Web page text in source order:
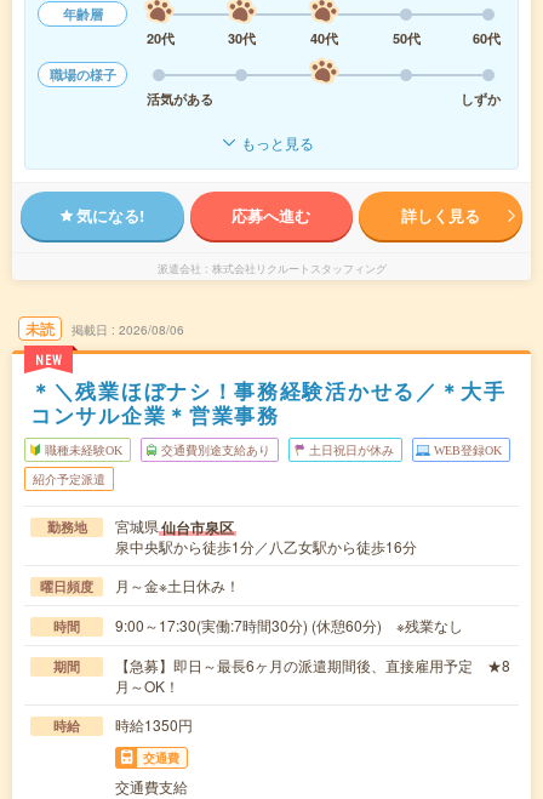
年齢層
20代
30代 40代 50代
60代
職場の様子
活気がある
しずか
もっと見る
気になる! 応募へ進む 詳しく見る
派遣会社 株式会社リクルートスタッフィング
未読
NEW
掲載日 2026/08/06
＊＼残業ほぼナシ！事務経験活かせる／＊大手
コンサル企業＊営業事務
職種未経験OK 交通費別途支給あり 土日祝日が休み WEB登録OK
紹介予定派遣
勤務地 宮城県仙台市泉区
泉中央駅から徒歩1分／八乙女駅から徒歩16分
曜日頻度 月～金※土日休み！
時間 9:00～17:30(実働:7時間30分) (休憩60分) ※残業なし
期間
【急募】即日～最長6ヶ月の派遣期間後、直接雇用予定 ★8
月～OK！
時給 時給1350円
交通費
交通費支給